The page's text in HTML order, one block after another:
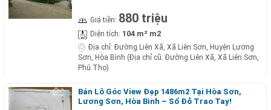
Giá tiền: 880 triệu
Diện tích: 104 m² m2
Địa chỉ: Đường Liên Xã, Xã Liên Sơn, Huyện Lương
Sơn, Hòa Bình (Địa chỉ cũ: Đường Liên Xã, Xã Liên Sơn,
Phú Thọ)
Bán Lô Góc View Đẹp 1486m2 Tại Hòa Sơn,
Lương Sơn, Hòa Bình – Sổ Đỏ Trao Tay!